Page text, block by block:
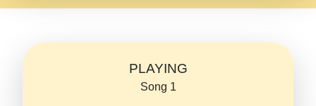
PLAYING
Song 1